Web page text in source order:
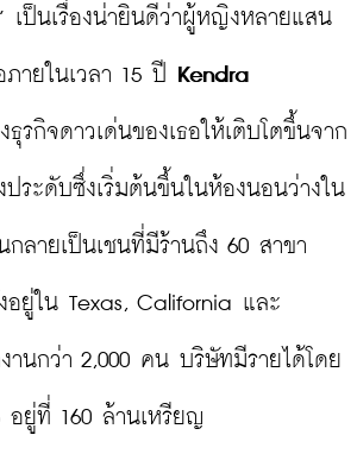
เป็นเรื่องน่ายินดีว่าผู้หญิงหลายแสน
ายในเวลา 15 ปี Kendra
ธุรกิจดาวเด่นของเธอให้เติบโตขึ้นจาก
ประดับซึ่งเริ่มต้นขึ้นในห้องนอนว่างใน
กลายเป็นเชนที่มีร้านถึง 60 สาขา
อยู่ใน Texas, California และ
านกว่า 2,000 คน บริษัทมีรายได้โดย
อยู่ที่ 160 ล้านเหรียญ